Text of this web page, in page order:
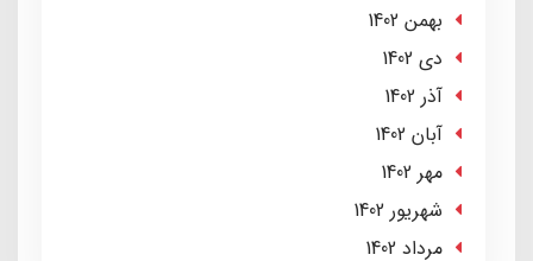
بهمن 1402
دی 1402
آذر 1402
آبان 1402
مهر 1402
شهریور 1402
مرداد 1402